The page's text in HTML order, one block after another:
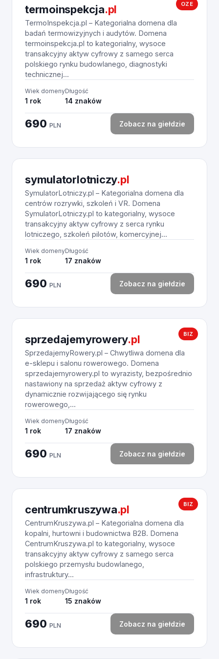
OZE
termoinspekcja.pl
TermoInspekcja.pl – Kategorialna domena dla
badań termowizyjnych i audytów. Domena
termoinspekcja.pl to kategorialny, wysoce
transakcyjny aktyw cyfrowy z samego serca
polskiego rynku budowlanego, diagnostyki
technicznej...
Wiek domeny
1 rok
Długość
14 znaków
690 PLN Zobacz na giełdzie
symulatorlotniczy.pl
SymulatorLotniczy.pl – Kategorialna domena dla
centrów rozrywki, szkoleń i VR. Domena
SymulatorLotniczy.pl to kategorialny, wysoce
transakcyjny aktyw cyfrowy z serca rynku
lotniczego, szkoleń pilotów, komercyjnej...
Wiek domeny
1 rok
Długość
17 znaków
690 PLN Zobacz na giełdzie
BIZ
sprzedajemyrowery.pl
SprzedajemyRowery.pl – Chwytliwa domena dla
e-sklepu i salonu rowerowego. Domena
sprzedajemyrowery.pl to wyrazisty, bezpośrednio
nastawiony na sprzedaż aktyw cyfrowy z
dynamicznie rozwijającego się rynku
rowerowego,...
Wiek domeny
1 rok
Długość
17 znaków
690 PLN Zobacz na giełdzie
BIZ
centrumkruszywa.pl
CentrumKruszywa.pl – Kategorialna domena dla
kopalni, hurtowni i budownictwa B2B. Domena
CentrumKruszywa.pl to kategorialny, wysoce
transakcyjny aktyw cyfrowy z samego serca
polskiego przemysłu budowlanego,
infrastruktury...
Wiek domeny
1 rok
Długość
15 znaków
690 PLN Zobacz na giełdzie